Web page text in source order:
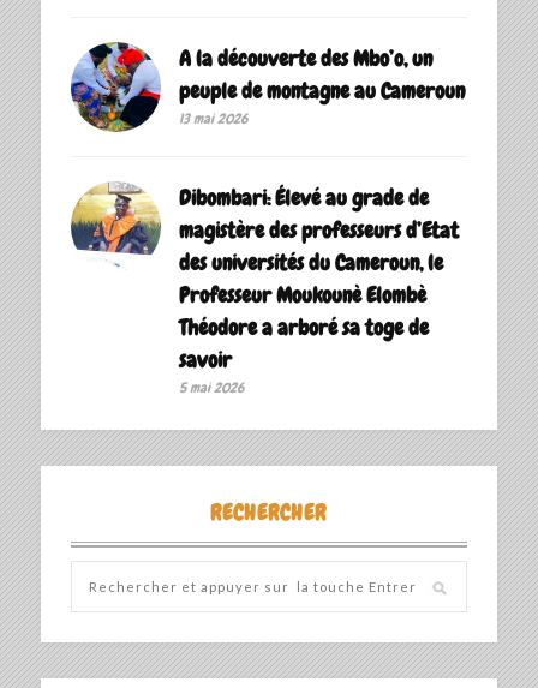
A la découverte des Mbo’o, un
peuple de montagne au Cameroun
13 mai 2026
Dibombari: Élevé au grade de
magistère des professeurs d’Etat
des universités du Cameroun, le
Professeur Moukounè Elombè
Théodore a arboré sa toge de
savoir ‎
5 mai 2026
RECHERCHER